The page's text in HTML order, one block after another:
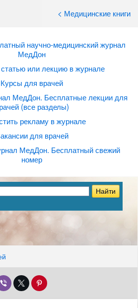
< Медицинские книги
научно-медицинский журнал
МедДон
или лекцию в журнале
Курсы для врачей
МедДон. Бесплатные лекции для
(все разделы)
рекламу в журнале
для врачей
МедДон. Бесплатный свежий
номер